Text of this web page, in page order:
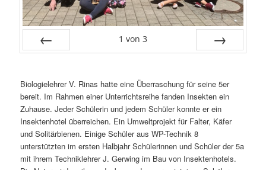
1 von 3
Biologielehrer V. Rinas hatte eine Überraschung für seine 5er
bereit. Im Rahmen einer Unterrichtsreihe fanden Insekten ein
Zuhause. Jeder Schülerin und jedem Schüler konnte er ein
Insektenhotel überreichen. Ein Umweltprojekt für Falter, Käfer
und Solitärbienen. Einige Schüler aus WP-Technik 8
unterstützten im ersten Halbjahr Schülerinnen und Schüler der 5a
mit ihrem Techniklehrer J. Gerwing im Bau von Insektenhotels.